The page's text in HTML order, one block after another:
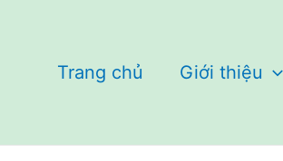
Trang chủ Giới thiệu